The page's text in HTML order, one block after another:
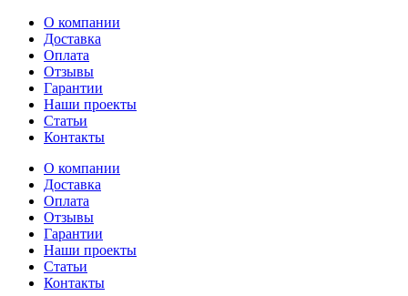
Перейти
содержимому
О компании
Доставка
Оплата
Отзывы
Гарантии
Наши проекты
Статьи
Контакты
О компании
Доставка
Оплата
Отзывы
Гарантии
Наши проекты
Статьи
Контакты